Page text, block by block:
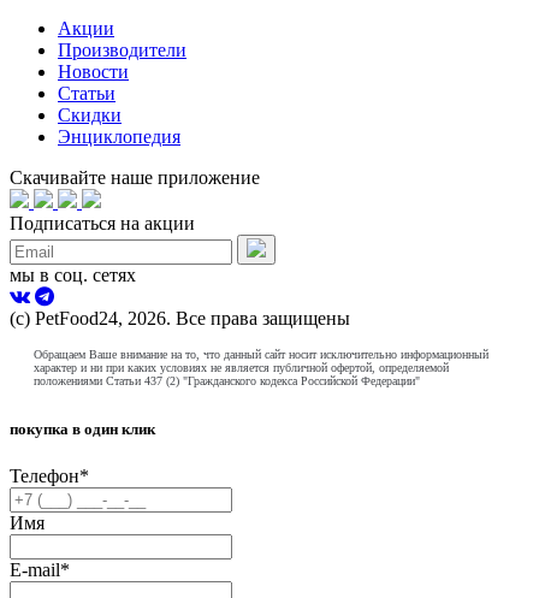
Акции
Производители
Новости
Статьи
Скидки
Энциклопедия
Скачивайте наше приложение
Подписаться на акции
мы в соц. сетях
(с) PetFood24, 2026. Все права защищены
Обращаем Ваше внимание на то, что данный сайт носит исключительно информационный
характер и ни при каких условиях не является публичной офертой, определяемой
положениями Статьи 437 (2) "Гражданского кодекса Российской Федерации"
покупка в один клик
Телефон*
Имя
E-mail*